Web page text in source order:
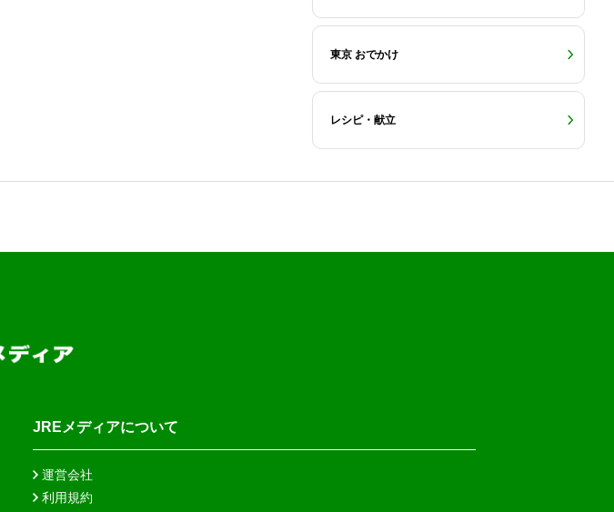
東京 おでかけ
レシピ・献立
JREメディアについて
運営会社
利用規約